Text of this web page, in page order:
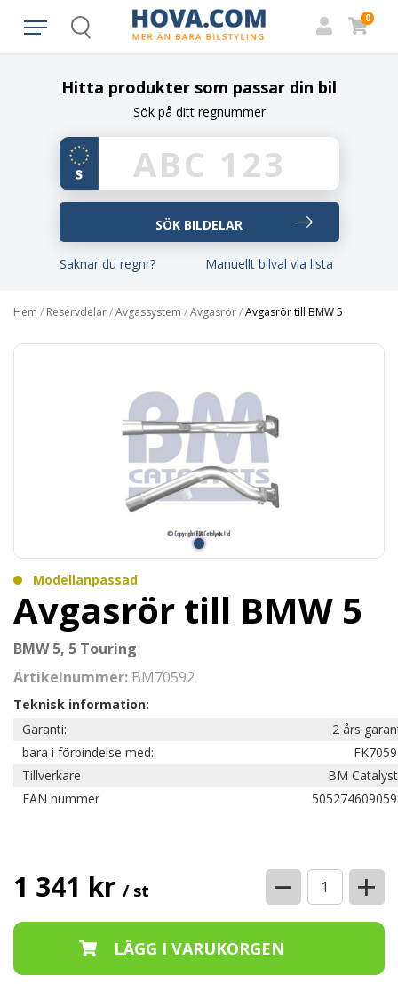
Search
0
Hitta produkter som passar din bil
Sök på ditt regnummer
Saknar du regnr? Manuellt bilval via lista
Hem / Reservdelar/Avgassystem /Avgasrör/Avgasrör till BMW 5
Modellanpassad
Avgasrör till BMW 5
BMW 5, 5 Touring
Artikelnummer: BM70592
Teknisk information:
Garanti:
2 års
bara i förbindelse med:
Tillverkare
BM
EAN nummer
1 341 kr / st − +